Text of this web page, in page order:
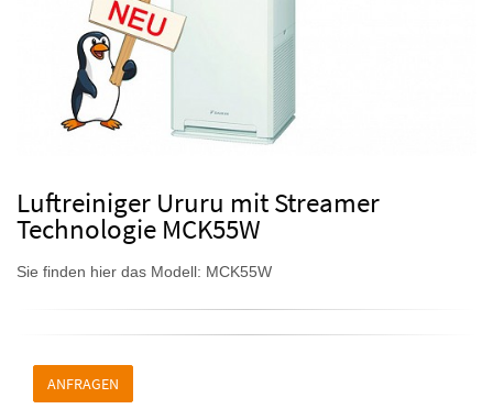
Luftreiniger Ururu mit Streamer
Technologie MCK55W
Sie finden hier das Modell: MCK55W
ANFRAGEN